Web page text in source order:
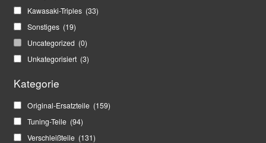
Kawasaki-Triples (33)
Sonstiges (19)
Uncategorized (0)
Unkategorisiert (3)
Kategorie
Original-Ersatzteile (159)
Tuning-Teile (94)
Verschleißteile (131)